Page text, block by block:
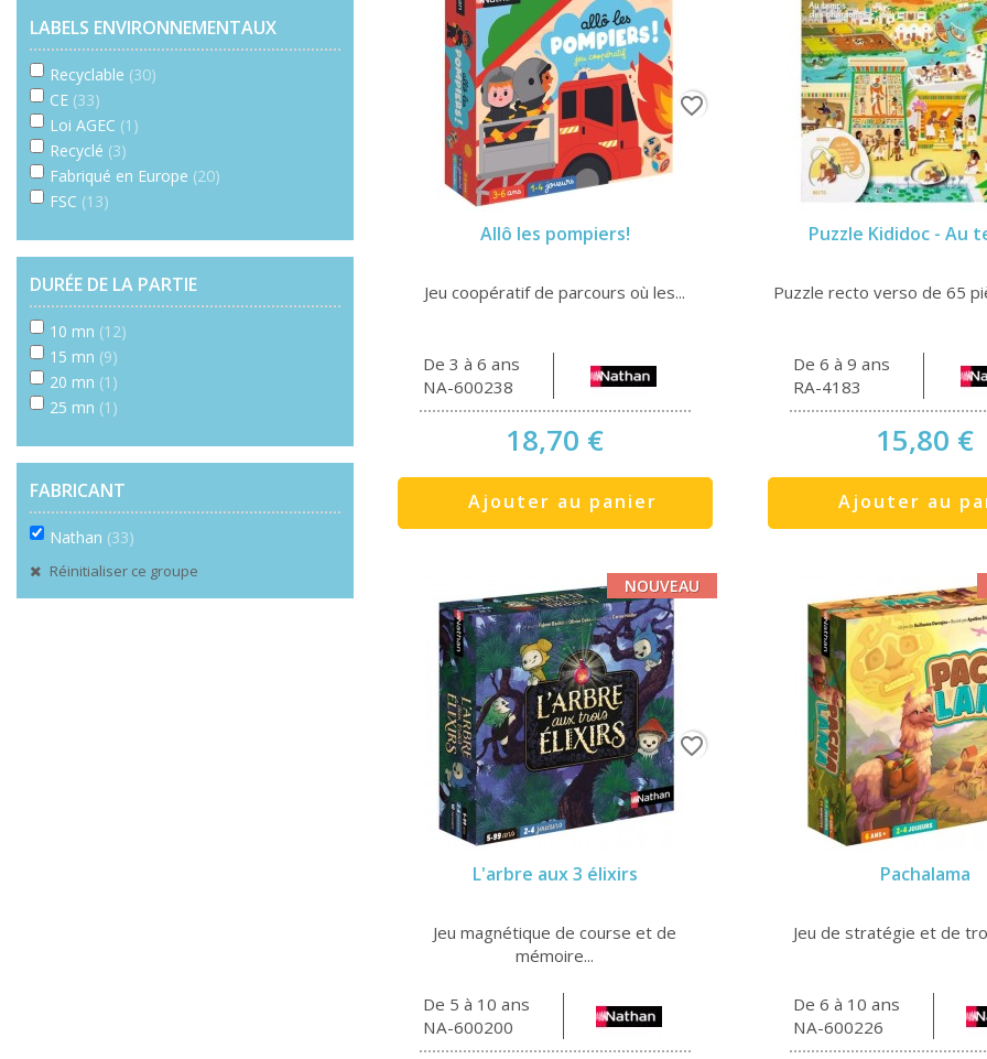
Mémoire (1)
Trier, associer, comparer
Repérage spatial
Calcul, algèbre, numération
LABELS ENVIRONNEMENTAUX
Recyclable (30)
CE (33)
Loi AGEC (1)
Recyclé (3)
Fabriqué en Europe (20)
FSC (13)
DURÉE DE LA PARTIE
10 mn (12)
15 mn (9)
20 mn (1)
25 mn (1)
FABRICANT
Nathan (33)
Réinitialiser ce groupe
Allô les pompiers!
Jeu coopératif de parcours où les...
De 3 à 6 ans
NA-600238
18,70 €
Ajouter au panier
favorite_border
Puzzle Kididoc - Au
Puzzle recto verso de 65
De 6 à 9 ans
RA-4183
15,80 €
Ajouter au
L'arbre aux 3 élixirs
Jeu magnétique de course et de
mémoire...
De 5 à 10 ans
NA-600200
NOUVEAU
favorite_border
Pachalama
Jeu de stratégie et de
De 6 à 10 ans
NA-600226